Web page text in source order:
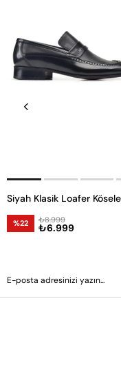
%22 ₺6.999
₺8.999